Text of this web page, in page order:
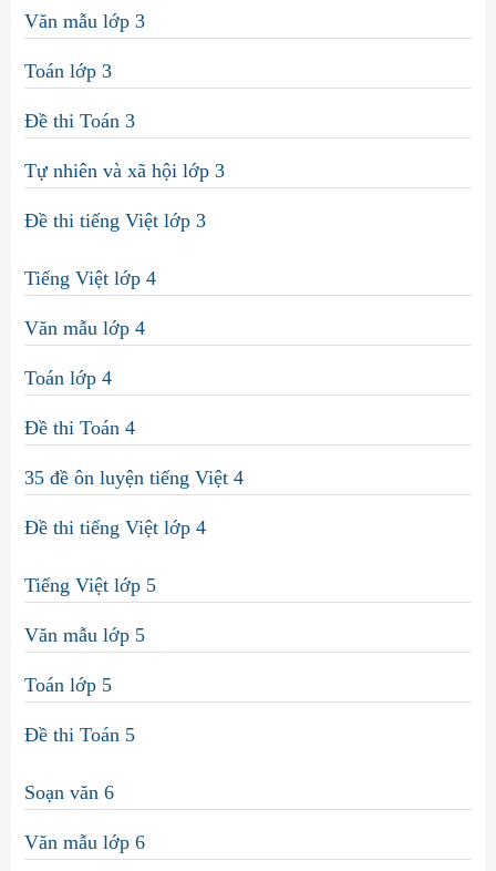
Văn mẫu lớp 3
Toán lớp 3
Đề thi Toán 3
Tự nhiên và xã hội lớp 3
Đề thi tiếng Việt lớp 3
Tiếng Việt lớp 4
Văn mẫu lớp 4
Toán lớp 4
Đề thi Toán 4
35 đề ôn luyện tiếng Việt 4
Đề thi tiếng Việt lớp 4
Tiếng Việt lớp 5
Văn mẫu lớp 5
Toán lớp 5
Đề thi Toán 5
Soạn văn 6
Văn mẫu lớp 6